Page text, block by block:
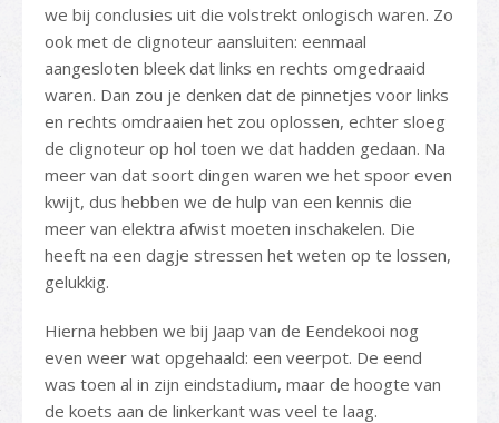
we bij conclusies uit die volstrekt onlogisch waren. Zo
ook met de clignoteur aansluiten: eenmaal
aangesloten bleek dat links en rechts omgedraaid
waren. Dan zou je denken dat de pinnetjes voor links
en rechts omdraaien het zou oplossen, echter sloeg
de clignoteur op hol toen we dat hadden gedaan. Na
meer van dat soort dingen waren we het spoor even
kwijt, dus hebben we de hulp van een kennis die
meer van elektra afwist moeten inschakelen. Die
heeft na een dagje stressen het weten op te lossen,
gelukkig.
Hierna hebben we bij Jaap van de Eendekooi nog
even weer wat opgehaald: een veerpot. De eend
was toen al in zijn eindstadium, maar de hoogte van
de koets aan de linkerkant was veel te laag.